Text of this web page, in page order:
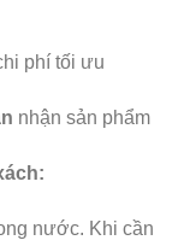
phí tối ưu
nhận sản phẩm
nước. Khi cần